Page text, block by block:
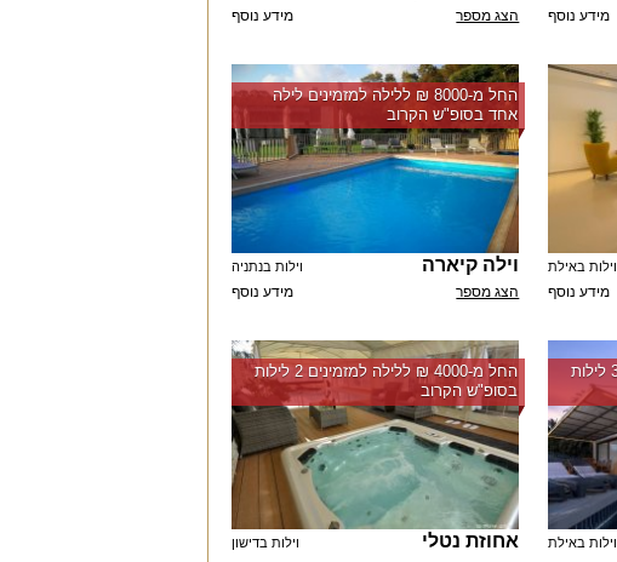
מידע נוסף מידע נוסף הצג מספר
וילות באילת
מידע נוסף
החל מ-‏8000 ₪ ללילה למזמינים לילה
אחד בסופ"ש הקרוב
וילה קיארה וילות בנתניה
מידע נוסף הצג מספר
החל מ-‏3850 ₪ ללילה למזמינים 3 לילות
וילות באילת
החל מ-‏4000 ₪ ללילה למזמינים 2 לילות
בסופ"ש הקרוב
אחוזת נטלי וילות בדישון